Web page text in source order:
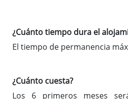
¿Cuánto tiempo dura el
El tiempo de permanencia
¿Cuánto cuesta?
Los 6 primeros meses